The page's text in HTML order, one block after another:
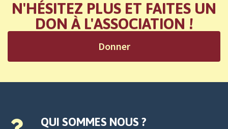
N'HÉSITEZ PLUS ET FAITES UN
DON À L'ASSOCIATION !
Donner
QUI SOMMES NOUS ?